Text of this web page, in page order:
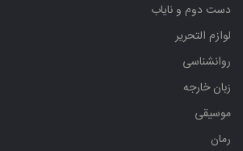
دست دوم و نایاب
لوازم التحریر
روانشناسی
زبان خارجه
موسیقی
رمان